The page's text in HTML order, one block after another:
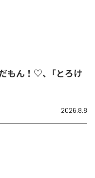
もん！♡、「とろけ
2026.8.8